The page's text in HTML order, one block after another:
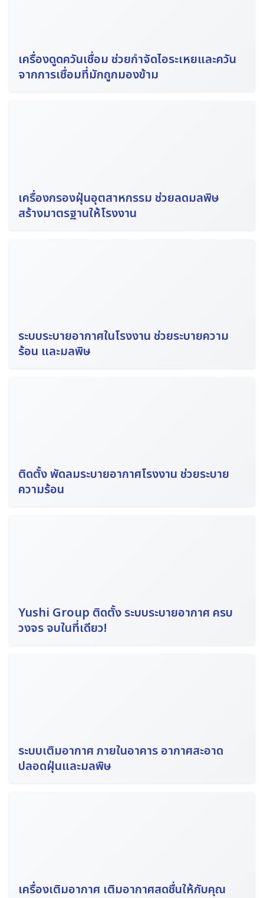
เครื่องดูดควันเชื่อม ช่วยกำจัดไอระเหยและควัน
จากการเชื่อมที่มักถูกมองข้าม
เครื่องกรองฝุ่นอุตสาหกรรม ช่วยลดมลพิษ
สร้างมาตรฐานให้โรงงาน
ระบบระบายอากาศในโรงงาน ช่วยระบายความ
ร้อน และมลพิษ
ติดตั้ง พัดลมระบายอากาศโรงงาน ช่วยระบาย
ความร้อน
Yushi Group ติดตั้ง ระบบระบายอากาศ ครบ
วงจร จบในที่เดียว!
ระบบเติมอากาศ ภายในอาคาร อากาศสะอาด
ปลอดฝุ่นและมลพิษ
เครื่องเติมอากาศ เติมอากาศสดชื่นให้กับคุณ